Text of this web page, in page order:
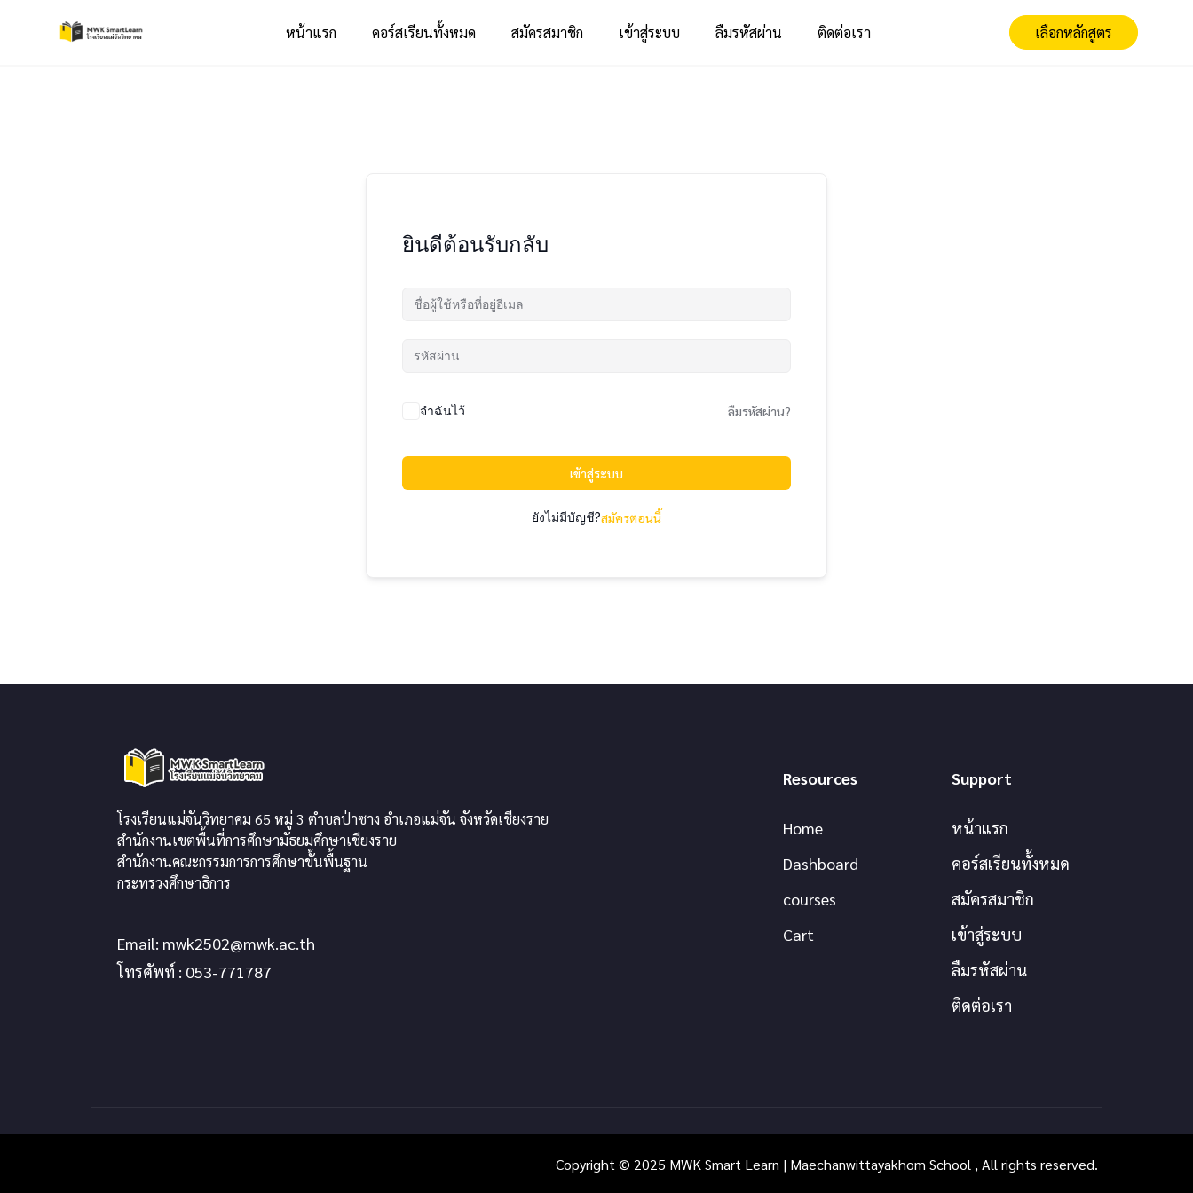
หน้าแรก คอร์สเรียนทั้งหมด สมัครสมาชิก เข้าสู่ระบบ ลืมรหัสผ่าน ติดต่อเรา เลือกหลักสูตร
ยินดีต้อนรับกลับ
จำฉันไว้ ลืมรหัสผ่าน?
เข้าสู่ระบบ
ยังไม่มีบัญชี?สมัครตอนนี้
โรงเรียนแม่จันวิทยาคม 65 หมู่ 3 ตำบลป่าซาง อำเภอแม่จัน จังหวัดเชียงราย
สำนักงานเขตพื้นที่การศึกษามัธยมศึกษาเชียงราย
สำนักงานคณะกรรมการการศึกษาขั้นพื้นฐาน
กระทรวงศึกษาธิการ
Email: mwk2502@mwk.ac.th
โทรศัพท์ : 053-771787
Resources
Home
Dashboard
courses
Cart
Support
หน้าแรก
คอร์สเรียนทั้งหมด
สมัครสมาชิก
เข้าสู่ระบบ
ลืมรหัสผ่าน
ติดต่อเรา
Copyright © 2025 MWK Smart Learn | Maechanwittayakhom School , All rights reserved.